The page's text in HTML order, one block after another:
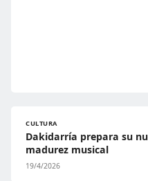
CULTURA
Dakidarría prepara su
madurez musical
19/4/2026